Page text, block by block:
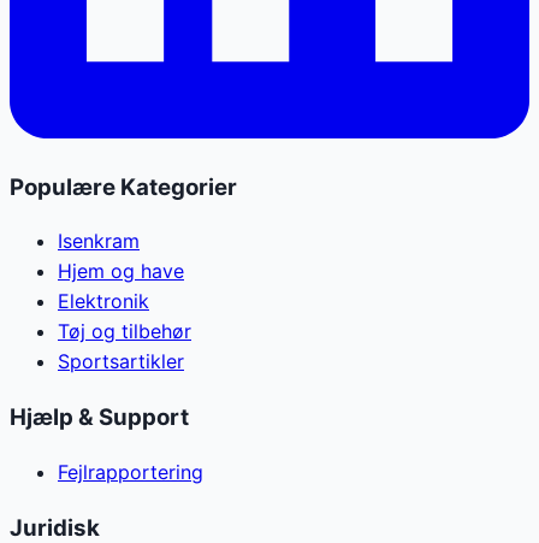
Populære Kategorier
Isenkram
Hjem og have
Elektronik
Tøj og tilbehør
Sportsartikler
Hjælp & Support
Fejlrapportering
Juridisk